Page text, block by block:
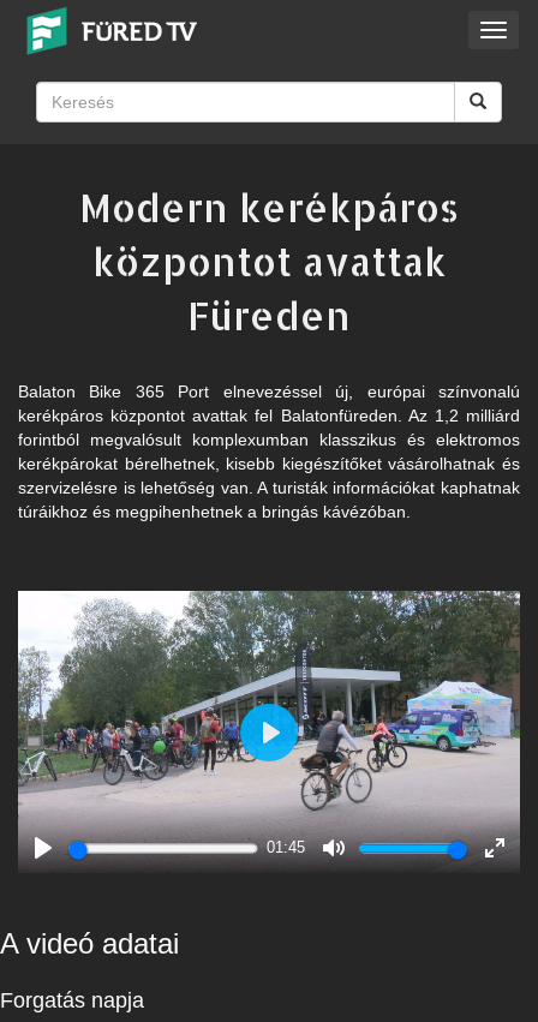
Modern kerékpáros
központot avattak
Füreden
Balaton Bike 365 Port elnevezéssel új, európai színvonalú
kerékpáros központot avattak fel Balatonfüreden. Az 1,2 milliárd
forintból megvalósult komplexumban klasszikus és elektromos
kerékpárokat bérelhetnek, kisebb kiegészítőket vásárolhatnak és
szervizelésre is lehetőség van. A turisták információkat kaphatnak
túráikhoz és megpihenhetnek a bringás kávézóban.
Play
01:45
Mute
Enter
Play
A videó adatai
Forgatás napja